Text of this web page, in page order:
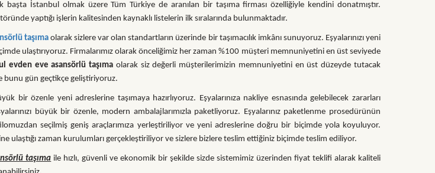
başta İstanbul olmak üzere Tüm Türkiye de aranılan bir taşıma firması özelliğiyle kendini donatmıştır.
yaptığı işlerin kalitesinden kaynaklı listelerin ilk sıralarında bulunmaktadır.
taşımaolarak sizlere var olan standartların üzerinde bir taşımacılık imkânı sunuyoruz. Eşyalarınızı yeni
ulaştırıyoruz. Firmalarımız olarak önceliğimiz her zaman %100 müşteri memnuniyetini en üst seviyede
evden eve asansörlü taşıma olarak siz değerli müşterilerimizin memnuniyetini en üst düzeyde tutacak
bunu gün geçtikçe geliştiriyoruz.
bir özenle yeni adreslerine taşımaya hazırlıyoruz. Eşyalarınıza nakliye esnasında gelebilecek zararları
büyük bir özenle, modern ambalajlarımızla paketliyoruz. Eşyalarınız paketlenme prosedürünün
seçilmiş geniş araçlarımıza yerleştiriliyor ve yeni adreslerine doğru bir biçimde yola koyuluyor.
ulaştığı zaman kurulumları gerçekleştiriliyor ve sizlere bizlere teslim ettiğiniz biçimde teslim ediliyor.
taşıma ile hızlı, güvenli ve ekonomik bir şekilde sizde sistemimiz üzerinden fiyat teklifi alarak kaliteli